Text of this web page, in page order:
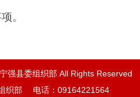
。
强县委组织部 All Rights Reserved
织部 电话：09164221564